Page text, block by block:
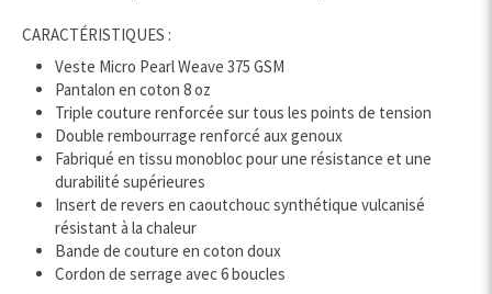
CARACTÉRISTIQUES :
Veste Micro Pearl Weave 375 GSM
Pantalon en coton 8 oz
Triple couture renforcée sur tous les points de tension
Double rembourrage renforcé aux genoux
Fabriqué en tissu monobloc pour une résistance et une
durabilité supérieures
Insert de revers en caoutchouc synthétique vulcanisé
résistant à la chaleur
Bande de couture en coton doux
Cordon de serrage avec 6 boucles